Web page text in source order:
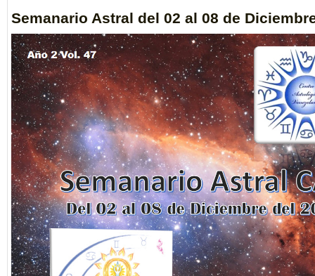
Semanario Astral del 02 al 08 de